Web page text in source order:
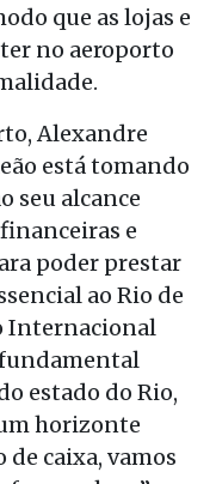
que as lojas e
no aeroporto
Alexandre
está tomando
seu alcance
e
poder prestar
ao Rio de
Internacional
estado do Rio,
horizonte
caixa, vamos